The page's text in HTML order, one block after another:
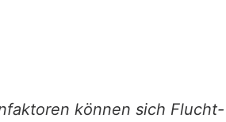
können sich